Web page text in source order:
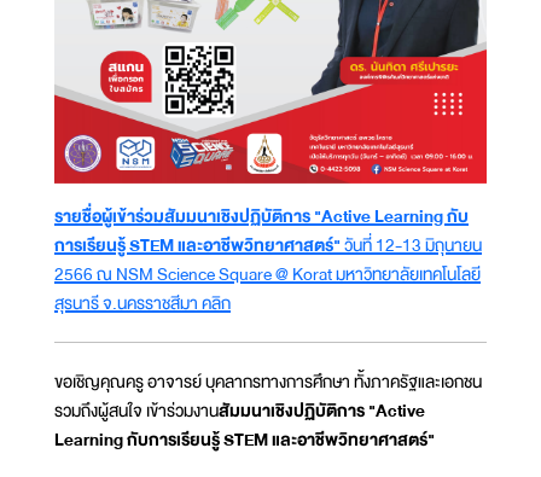
รายชื่อผู้เข้าร่วมสัมมนาเชิงปฏิบัติการ "Active Learning กับ
การเรียนรู้ STEM และอาชีพวิทยาศาสตร์"วันที่ 12-13 มิถุนายน
2566 ณ NSM Science Square @ Korat มหาวิทยาลัยเทคโนโลยี
สุรนารี จ.นครราชสีมา คลิก
ขอเชิญคุณครู อาจารย์ บุคลากรทางการศึกษา ทั้งภาครัฐและเอกชน
รวมถึงผู้สนใจ เข้าร่วมงานสัมมนาเชิงปฏิบัติการ "Active
Learning กับการเรียนรู้ STEM และอาชีพวิทยาศาสตร์"